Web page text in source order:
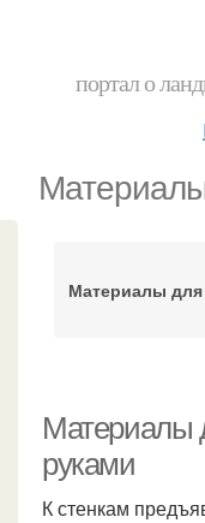
портал о
Материалы для
Материалы
руками
К стенкам